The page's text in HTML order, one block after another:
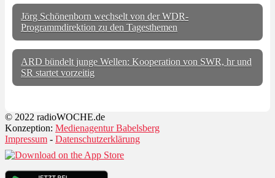
Jörg Schönenborn wechselt von der WDR-
Programmdirektion zu den Tagesthemen
ARD bündelt junge Wellen: Kooperation von SWR, hr und
SR startet vorzeitig
© 2022 radioWOCHE.de
Konzeption: Medienagentur Babelsberg
Impressum - Datenschutzerklärung